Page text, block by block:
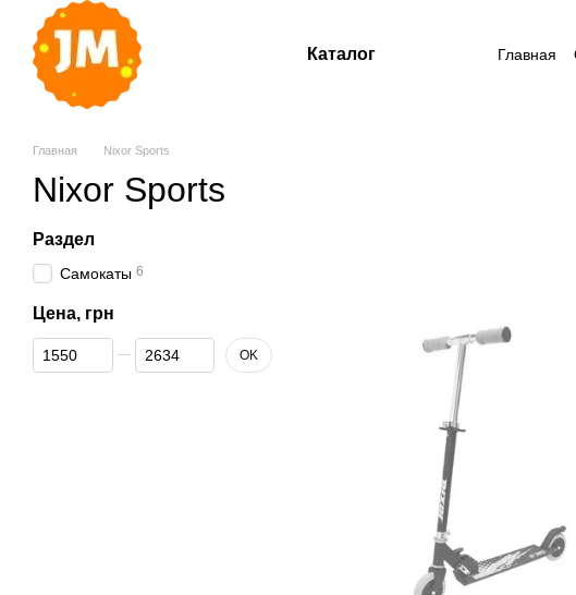
Перейти к основному контенту
Каталог Главная
Главная Nixor Sports
Nixor Sports
Раздел
Самокаты 6
Цена, грн
От Цена, грн
До Цена, грн OK